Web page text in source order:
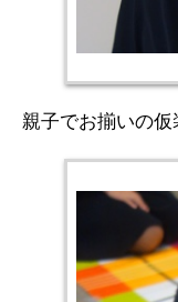
親子でお揃いの